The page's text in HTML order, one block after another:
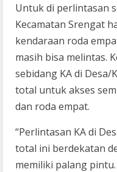
Untuk di perlintasan
Kecamatan Srengat
kendaraan roda
masih bisa melintas.
sebidang KA di
total untuk akses
dan roda empat.
“Perlintasan KA di
total ini berdekatan
memiliki palang